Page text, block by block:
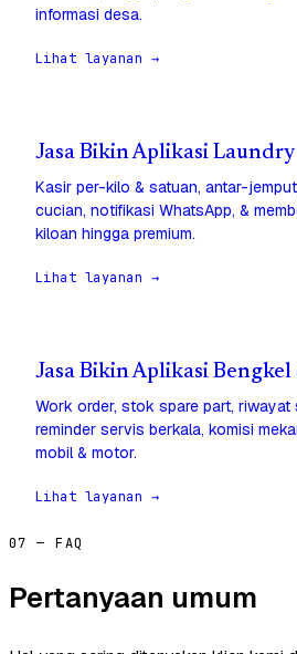
informasi desa.
Lihat layanan →
Jasa Bikin Aplikasi
Kasir per-kilo & satuan, antar-
cucian, notifikasi WhatsApp, &
kiloan hingga premium.
Lihat layanan →
Jasa Bikin Aplikasi
Work order, stok spare part, riwayat
reminder servis berkala, komisi
mobil & motor.
Lihat layanan →
07 — FAQ
Pertanyaan umum